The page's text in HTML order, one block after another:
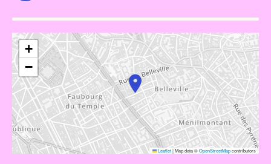
+
−
Leaflet|Map data ©OpenStreetMapcontributors